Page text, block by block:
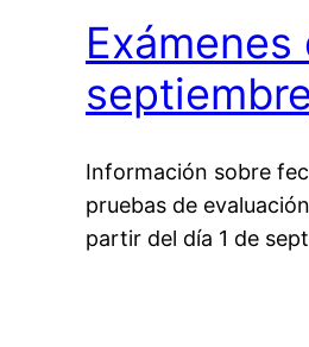
Exámenes
Información sobre
pruebas de
partir del día 1 de